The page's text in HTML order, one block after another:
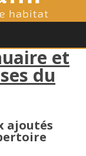
et
du
ajoutés